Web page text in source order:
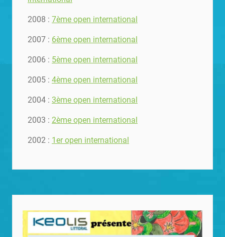
2008 : 7ème open international
2007 : 6ème open international
2006 : 5ème open international
2005 : 4ème open international
2004 : 3ème open international
2003 : 2ème open international
2002 : 1er open international